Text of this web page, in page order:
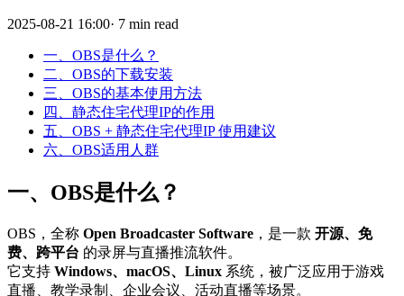
2025-08-21 16:00· 7 min read
一、OBS是什么？
二、OBS的下载安装
三、OBS的基本使用方法
四、静态住宅代理IP的作用
五、OBS + 静态住宅代理IP 使用建议
六、OBS适用人群
一、OBS是什么？
OBS，全称 Open Broadcaster Software ，是一款 开源、免
费、跨平台 的录屏与直播推流软件。
它支持 Windows、macOS、Linux 系统，被广泛应用于游戏
直播、教学录制、企业会议、活动直播等场景。